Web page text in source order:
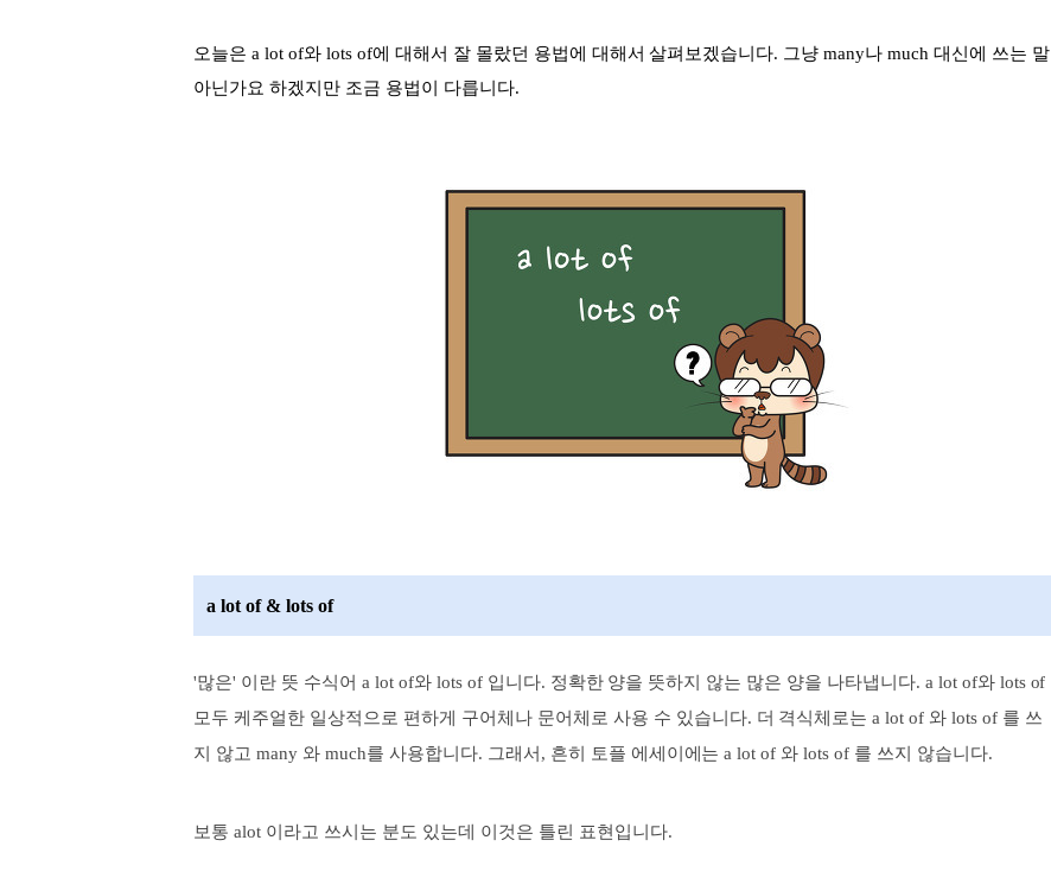
오늘은 a lot of와 lots of에 대해서 잘 몰랐던 용법에 대해서 살펴보겠습니다. 그냥 many나 much 대신에 쓰는 말
아닌가요 하겠지만 조금 용법이 다릅니다.
a lot of & lots of
'많은' 이란 뜻 수식어 a lot of와 lots of 입니다. 정확한 양을 뜻하지 않는 많은 양을 나타냅니다. a lot of와 lots of
모두 케주얼한 일상적으로 편하게 구어체나 문어체로 사용 수 있습니다. 더 격식체로는 a lot of 와 lots of 를 쓰
지 않고 many 와 much를 사용합니다. 그래서, 흔히 토플 에세이에는 a lot of 와 lots of 를 쓰지 않습니다.
보통 alot 이라고 쓰시는 분도 있는데 이것은 틀린 표현입니다.